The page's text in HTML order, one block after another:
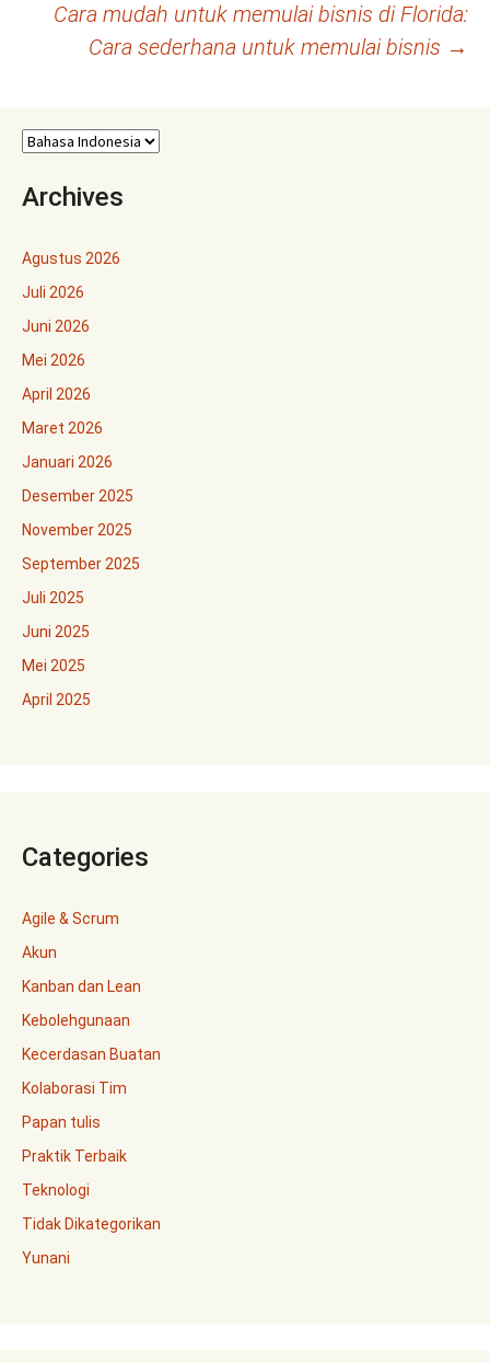
Cara mudah untuk memulai bisnis di Florida:
Cara sederhana untuk memulai bisnis →
Archives
Agustus 2026
Juli 2026
Juni 2026
Mei 2026
April 2026
Maret 2026
Januari 2026
Desember 2025
November 2025
September 2025
Juli 2025
Juni 2025
Mei 2025
April 2025
Categories
Agile & Scrum
Akun
Kanban dan Lean
Kebolehgunaan
Kecerdasan Buatan
Kolaborasi Tim
Papan tulis
Praktik Terbaik
Teknologi
Tidak Dikategorikan
Yunani